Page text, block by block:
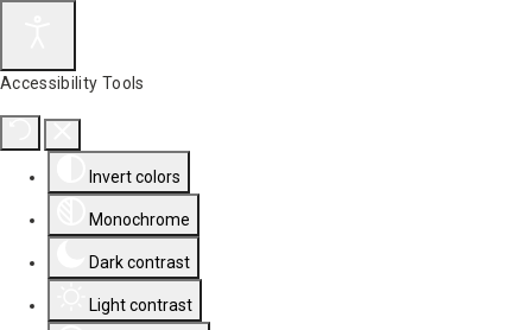
Accessibility Tools
Invert colors
Monochrome
Dark contrast
Light contrast